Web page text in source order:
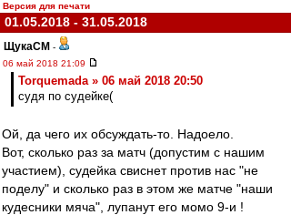
Версия для печати
01.05.2018 - 31.05.2018
ЩукаСМ -
06 май 2018 21:09
Torquemada » 06 май 2018 20:50
судя по судейке(
Ой, да чего их обсуждать-то. Надоело.
Вот, сколько раз за матч (допустим с нашим
участием), судейка свиснет против нас "не
поделу" и сколько раз в этом же матче "наши
кудесники мяча", лупанут его момо 9-и !